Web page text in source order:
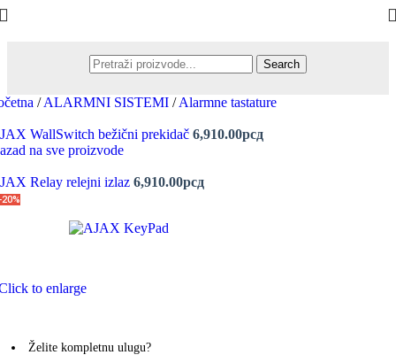
Search
/ ALARMNI SISTEMI / Alarmne tastature
WallSwitch bežični prekidač 6,910.00рсд
na sve proizvode
Relay relejni izlaz 6,910.00рсд
to enlarge
Želite kompletnu ulugu?